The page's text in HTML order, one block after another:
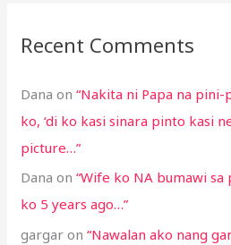
Recent Comments
Dana on“Nakita ni Papa na
ko, ‘di ko kasi sinara pinto kasi
picture…”
Dana on“Wife ko NA bumawi sa
ko 5 years ago…”
gargar on“Nawalan ako nang